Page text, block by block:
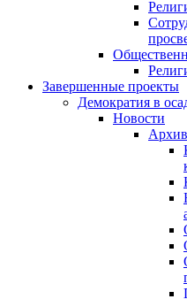
Завершенные проекты
Демократия в
Новости